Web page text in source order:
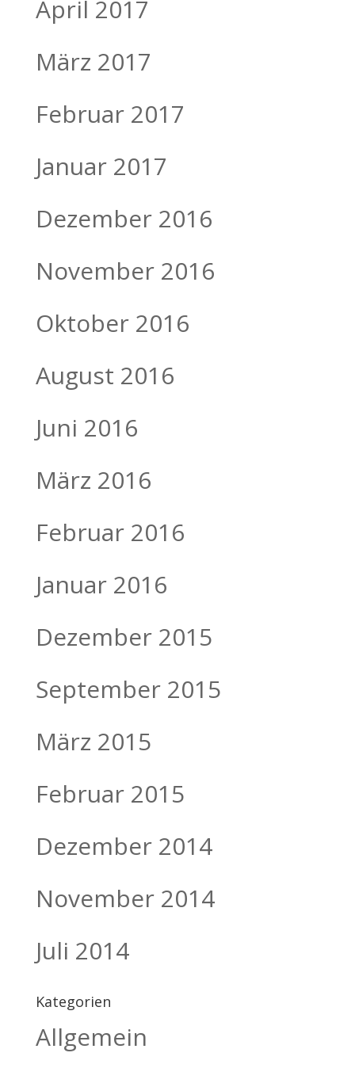
April 2017
März 2017
Februar 2017
Januar 2017
Dezember 2016
November 2016
Oktober 2016
August 2016
Juni 2016
März 2016
Februar 2016
Januar 2016
Dezember 2015
September 2015
März 2015
Februar 2015
Dezember 2014
November 2014
Juli 2014
Kategorien
Allgemein